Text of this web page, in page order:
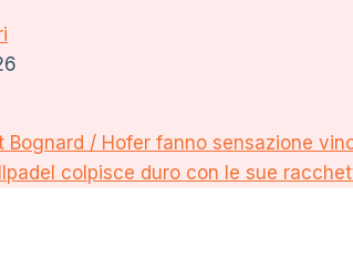
Bognard / Hofer fanno sensazione
colpisce duro con le sue